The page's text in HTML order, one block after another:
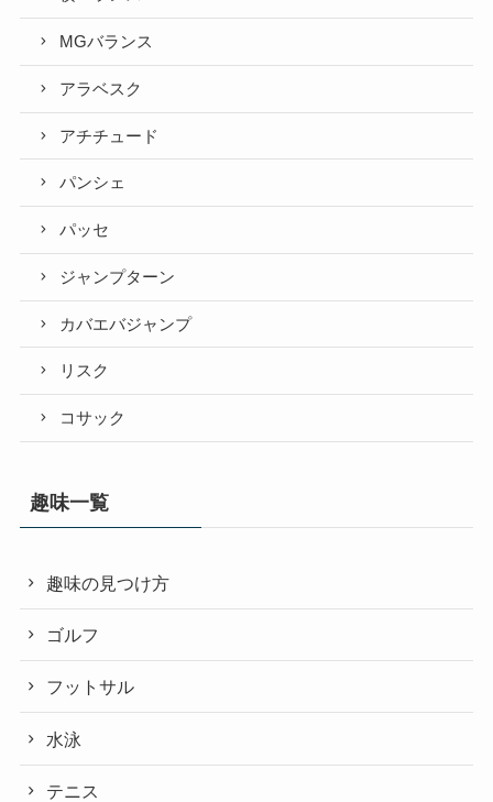
MGバランス
アラベスク
アチチュード
パンシェ
パッセ
ジャンプターン
カバエバジャンプ
リスク
コサック
趣味一覧
趣味の見つけ方
ゴルフ
フットサル
水泳
テニス